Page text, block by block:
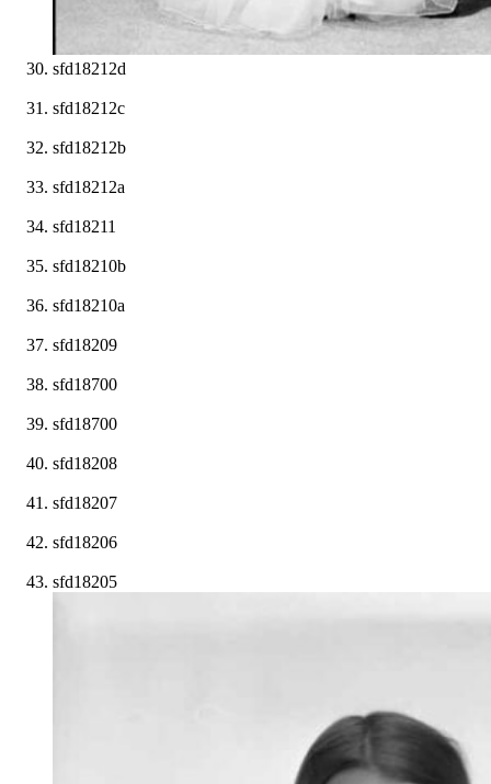
sfd18212d
sfd18212c
sfd18212b
sfd18212a
sfd18211
sfd18210b
sfd18210a
sfd18209
sfd18700
sfd18700
sfd18208
sfd18207
sfd18206
sfd18205